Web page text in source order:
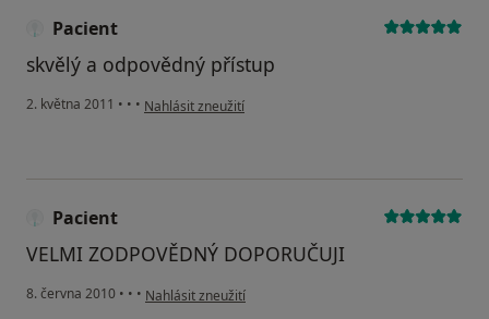
Pacient
skvělý a odpovědný přístup
2. května 2011 • • • podle názoru uživatele Pacient
Nahlásit zneužití
Pacient
VELMI ZODPOVĚDNÝ DOPORUČUJI
8. června 2010 • • • podle názoru uživatele Pacient
Nahlásit zneužití